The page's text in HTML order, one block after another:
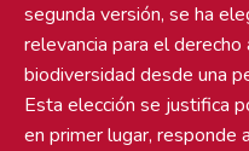
segunda versión, se ha
relevancia para el
biodiversidad desde una
Esta elección se justifica
en primer lugar, responde